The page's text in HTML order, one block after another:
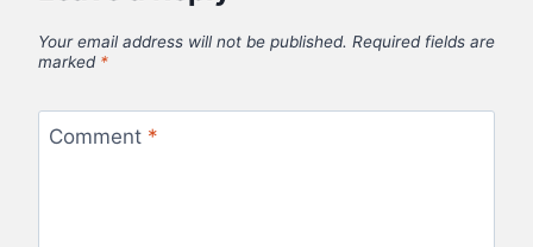
Your email address will not be published. Required fields are
marked *
Comment *